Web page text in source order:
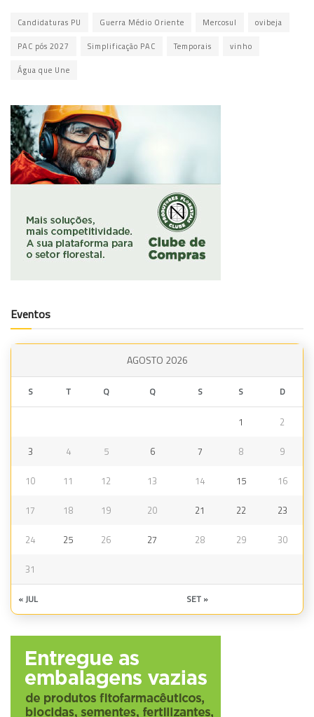
Candidaturas PU Guerra Médio Oriente Mercosul ovibeja
PAC pós 2027 Simplificação PAC Temporais vinho
Água que Une
Eventos
AGOSTO 2026
S T Q Q S S D
1 2
3 4 5 6 7 8 9
10 11 12 13 14 15 16
17 18 19 20 21 22 23
24 25 26 27 28 29 30
31
« JUL SET »